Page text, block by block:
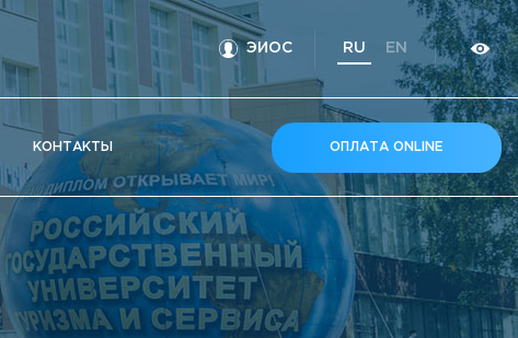
ЭИОС RU EN
КOНТАКТЫ ОПЛАТА ONLINE